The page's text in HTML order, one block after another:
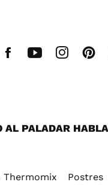
AL PALADAR
Thermomix Postres